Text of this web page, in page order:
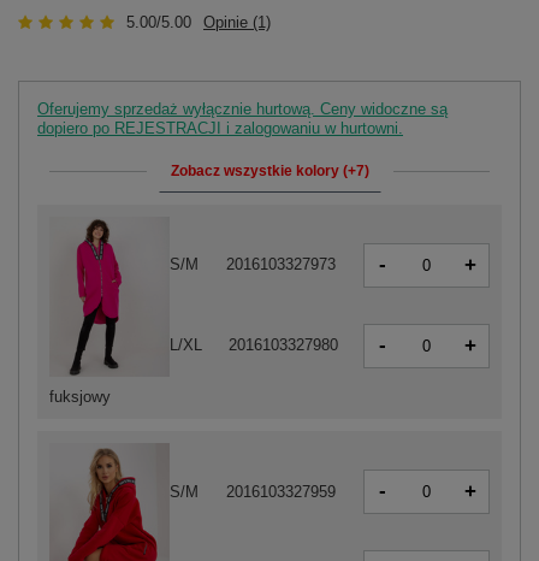
5.00/5.00 Opinie (1)
Oferujemy sprzedaż wyłącznie hurtową. Ceny widoczne są
dopiero po REJESTRACJI i zalogowaniu w hurtowni.
Zobacz wszystkie kolory (+7)
S/M 2016103327959 - +
fuksjowy
S/M 2016103327973 - +
L/XL 2016103327980 - +